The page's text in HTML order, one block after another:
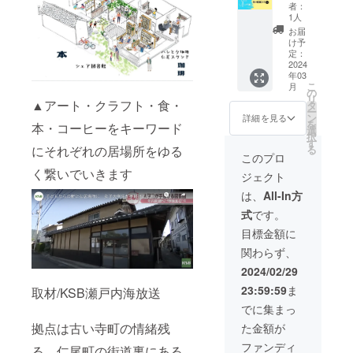
▲アート・クラフト・食・
本・コーヒーをキーワード
にそれぞれの居場所をゆる
く繋いでいきます
取材/KSB瀬戸内海放送
拠点は古い寺町の情緒残
や拠点
掲示板
にお名
前掲載
※事業が
続く限
り掲載
※ニック
ネーム
など、
名前で
望され
る方は
備考欄
に記載
おねが
いいた
しま
す。
チャッ
トご招
待 ※開
催イベ
ントの
先行ご
案内
や、開
拓者限
定イベ
も、開
拓期間
中、楽
しい村
にする
ため
に、ぜ
ひご意
見やア
ドバイ
スなど
くださ
い
（2024
年 2月
予定）
アレン
ジを添
えて。
心も身
体も喜
ぶお料
理が、
彼女の
によっ
てえら
器に盛
られた
テーブ
ルは眺
めるだ
けで幸
せに。
場
所：
ニオノ
チルビ
レッジ
拠点内
（香川
県三豊
市仁尾
はご負
担くだ
さい HP
や拠点
の掲示
板にお
なまえ
を掲載
いただ
きま
ニック
ネーム
など、
本名以
外のお
名前で
掲載希
望され
る方は
備考欄
に記載
おねが
いいた
しま
す。
変わり
ます。
時間が
予定と
大きく
ずれる
ことも
ありま
す。1日
あけて
いただ
ゆった
り瀬戸
内時間
を楽し
しいで
す ○こ
ちらの
リター
ンを選
択いた
だいた
方、お
子様は
２名様
まで同
す。
に協賛
企業と
してバ
ナーを
掲載さ
せてい
ただき
ます。
○拠点の
掲示板
載させ
ていた
だきま
す。
○
ニオノ
チルビ
レッジ
オープ
ン時の
最初の
季刊誌
に協賛
企業と
協力し
てくれ
ません
か？■ ○
図書館
（3月〜
5月）の
本棚に
企業の
紹介
コー
ナーを
つくり
ま
す。
○ホーム
ページ
に協賛
企業と
してバ
ナーを
掲載さ
せてい
ただき
ます。
○拠点の
掲示板
者：
1人
お届
け予
定：
2024
年03
月
詳細を見る
こ
の
リ
タ
ー
ン
を
選
択
す
る
このプロ
ジェクト
は、 All-In方
式です。
目標金額に
関わらず、
2024/02/29
23:59:59ま
でに集まっ
た金額が
ファンディ